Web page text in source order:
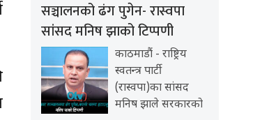
सञ्चालनको ढंग पुगेन- रास्वपा
सांसद मनिष झाको टिप्पणी
काठमाडौं - राष्ट्रिय
स्वतन्त्र पार्टी
(रास्वपा)का सांसद
मनिष झाले सरकारको